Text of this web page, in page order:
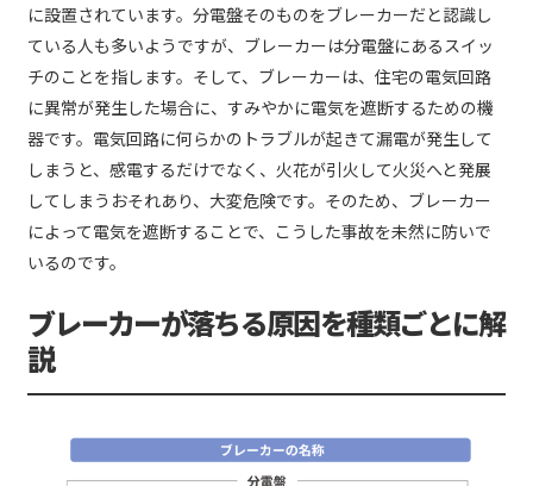
に設置されています。分電盤そのものをブレーカーだと認識し
ている人も多いようですが、ブレーカーは分電盤にあるスイッ
チのことを指します。そして、ブレーカーは、住宅の電気回路
に異常が発生した場合に、すみやかに電気を遮断するための機
器です。電気回路に何らかのトラブルが起きて漏電が発生して
しまうと、感電するだけでなく、火花が引火して火災へと発展
してしまうおそれあり、大変危険です。そのため、ブレーカー
によって電気を遮断することで、こうした事故を未然に防いで
いるのです。
ブレーカーが落ちる原因を種類ごとに解
説